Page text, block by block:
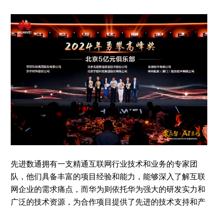
先进数通拥有一支精通互联网行业技术和业务的专家团
队，他们具备丰富的项目经验和能力，能够深入了解互联
网企业的需求痛点，而华为则依托华为强大的研发实力和
广泛的技术资源，为合作项目提供了先进的技术支持和产